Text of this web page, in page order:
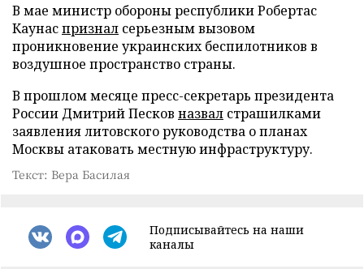
В мае министр обороны республики Робертас
Каунаспризнал серьезным вызовом
проникновение украинских беспилотников в
воздушное пространство страны.
В прошлом месяце пресс-секретарь президента
России Дмитрий Песков назвал страшилками
заявления литовского руководства о планах
Москвы атаковать местную инфраструктуру.
Текст: Вера Басилая
Подписывайтесь на наши
каналы